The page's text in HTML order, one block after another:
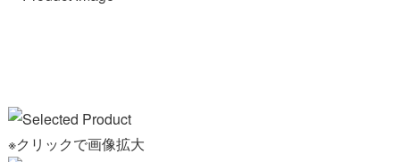
※クリックで画像拡大